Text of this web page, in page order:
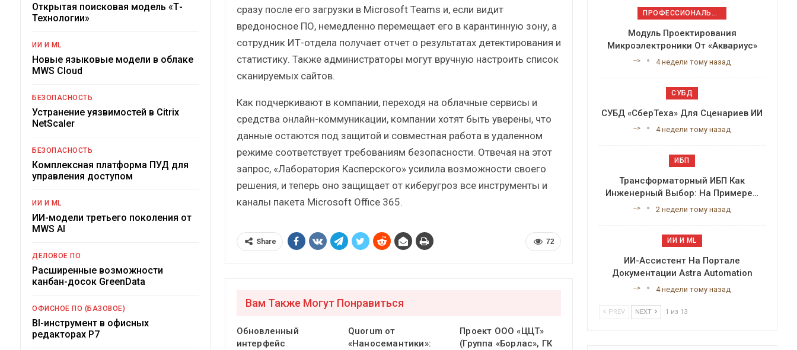
сразу после его загрузки в Microsoft Teams и, если видит
вредоносное ПО, немедленно перемещает его в карантинную зону, а
сотрудник ИТ-отдела получает отчет о результатах детектирования и
статистику. Также администраторы могут вручную настроить список
сканируемых сайтов.
Как подчеркивают в компании, переходя на облачные сервисы и
средства онлайн-коммуникации, компании хотят быть уверены, что
данные остаются под защитой и совместная работа в удаленном
режиме соответствует требованиям безопасности. Отвечая на этот
запрос, «Лаборатория Касперского» усилила возможности своего
решения, и теперь оно защищает от киберугроз все инструменты и
каналы пакета Microsoft Office 365.
72
Share
Вам Также Могут Понравиться
Обновленный
интерфейс
Quorum от
«Наносемантики»:
Проект ООО «ЦЦТ»
(Группа «Борлас», ГК
Открытая поисковая модель «Т-
Технологии»
ИИ И ML
Новые языковые модели в облаке
MWS Cloud
БЕЗОПАСНОСТЬ
Устранение уязвимостей в Citrix
NetScaler
БЕЗОПАСНОСТЬ
Комплексная платформа ПУД для
управления доступом
ИИ И ML
ИИ-модели третьего поколения от
MWS AI
ДЕЛОВОЕ ПО
Расширенные возможности
канбан-досок GreenData
ОФИСНОЕ ПО (БАЗОВОЕ)
BI-инструмент в офисных
редакторах Р7
ПРОФЕССИОНАЛЬНОЕ ПРИКЛАДНОЕ ПО
Модуль Проектирования
Микроэлектроники От «Аквариус»
--> 4 недели тому назад
СУБД
СУБД «СберТеха» Для Сценариев ИИ
--> 4 недели тому назад
ИБП
Трансформаторный ИБП Как
Инженерный Выбор: На Примере…
--> 2 недели тому назад
ИИ И ML
ИИ-Ассистент На Портале
Документации Astra Automation
--> 4 недели тому назад
PREV NEXT 1 из 13